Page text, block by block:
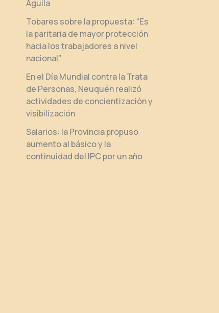
Águila
Tobares sobre la propuesta: “Es
la paritaria de mayor protección
hacia los trabajadores a nivel
nacional”
En el Día Mundial contra la Trata
de Personas, Neuquén realizó
actividades de concientización y
visibilización
Salarios: la Provincia propuso
aumento al básico y la
continuidad del IPC por un año